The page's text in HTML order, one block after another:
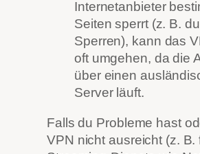
Internetanbieter
Seiten sperrt (z. B.
Sperren), kann das
oft umgehen, da die
über einen
Server läuft.
Falls du Probleme hast
VPN nicht ausreicht (z. B.